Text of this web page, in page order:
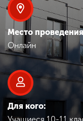
Другие
Место
Онлайн
Для кого: